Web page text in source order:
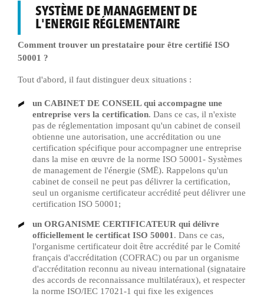
SYSTÈME DE MANAGEMENT DE
L'ENERGIE RÉGLEMENTAIRE
Comment trouver un prestataire pour être certifié ISO
50001 ?
Tout d'abord, il faut distinguer deux situations :
un CABINET DE CONSEIL qui accompagne une
entreprise vers la certification. Dans ce cas, il n'existe
pas de réglementation imposant qu'un cabinet de conseil
obtienne une autorisation, une accréditation ou une
certification spécifique pour accompagner une entreprise
dans la mise en œuvre de la norme ISO 50001- Systèmes
de management de l'énergie (SMĒ). Rappelons qu'un
cabinet de conseil ne peut pas délivrer la certification,
seul un organisme certificateur accrédité peut délivrer une
certification ISO 50001;
un ORGANISME CERTIFICATEUR qui délivre
officiellement le certificat ISO 50001. Dans ce cas,
l'organisme certificateur doit être accrédité par le Comité
français d'accréditation (COFRAC) ou par un organisme
d'accréditation reconnu au niveau international (signataire
des accords de reconnaissance multilatéraux), et respecter
la norme ISO/IEC 17021-1 qui fixe les exigences